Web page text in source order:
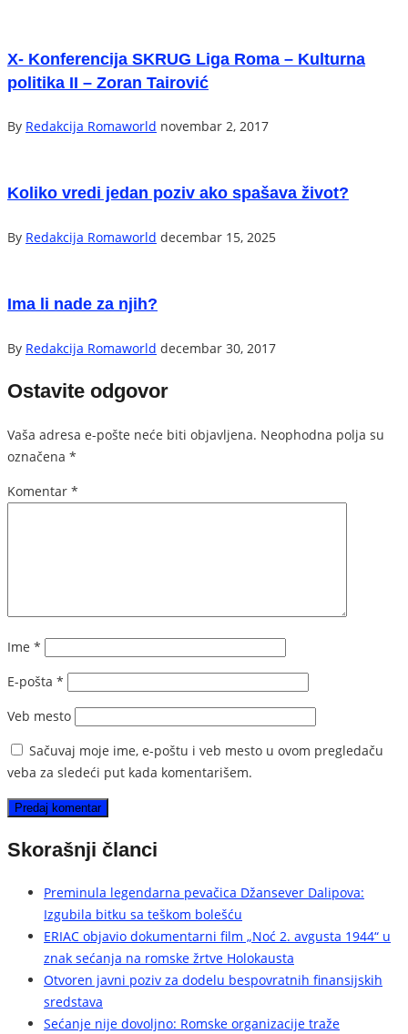
X- Konferencija SKRUG Liga Roma – Kulturna
politika II – Zoran Tairović
By Redakcija Romaworld novembar 2, 2017
Koliko vredi jedan poziv ako spašava život?
By Redakcija Romaworld decembar 15, 2025
Ima li nade za njih?
By Redakcija Romaworld decembar 30, 2017
Ostavite odgovor
Vaša adresa e-pošte neće biti objavljena. Neophodna polja su
označena *
Komentar *
Ime *
E-pošta *
Veb mesto
Sačuvaj moje ime, e-poštu i veb mesto u ovom pregledaču
veba za sledeći put kada komentarišem.
Skorašnji članci
Preminula legendarna pevačica Džansever Dalipova:
Izgubila bitku sa teškom bolešću
ERIAC objavio dokumentarni film „Noć 2. avgusta 1944“ u
znak sećanja na romske žrtve Holokausta
Otvoren javni poziv za dodelu bespovratnih finansijskih
sredstava
Sećanje nije dovoljno: Romske organizacije traže